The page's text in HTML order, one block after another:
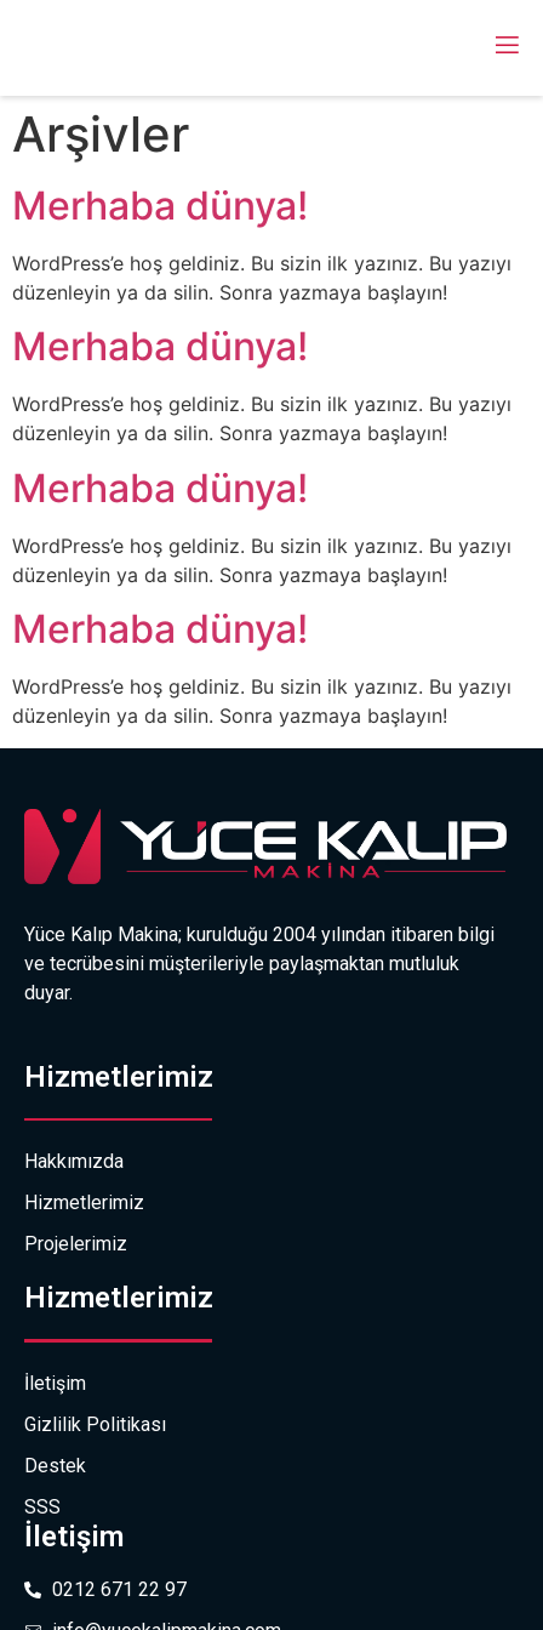
Arşivler
Merhaba dünya!
WordPress’e hoş geldiniz. Bu sizin ilk yazınız. Bu yazıyı
düzenleyin ya da silin. Sonra yazmaya başlayın!
Merhaba dünya!
WordPress’e hoş geldiniz. Bu sizin ilk yazınız. Bu yazıyı
düzenleyin ya da silin. Sonra yazmaya başlayın!
Merhaba dünya!
WordPress’e hoş geldiniz. Bu sizin ilk yazınız. Bu yazıyı
düzenleyin ya da silin. Sonra yazmaya başlayın!
Merhaba dünya!
WordPress’e hoş geldiniz. Bu sizin ilk yazınız. Bu yazıyı
düzenleyin ya da silin. Sonra yazmaya başlayın!
Yüce Kalıp Makina; kurulduğu 2004 yılından itibaren bilgi
ve tecrübesini müşterileriyle paylaşmaktan mutluluk
duyar.
Hizmetlerimiz
Hakkımızda
Hizmetlerimiz
Projelerimiz
Hizmetlerimiz
İletişim
Gizlilik Politikası
Destek
SSS
İletişim
0212 671 22 97